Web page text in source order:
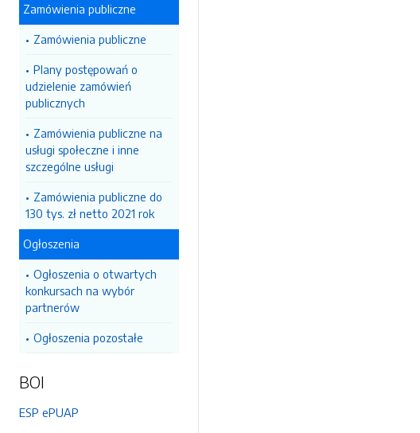
Zamówienia publiczne
Zamówienia publiczne
Plany postępowań o
udzielenie zamówień
publicznych
Zamówienia publiczne na
usługi społeczne i inne
szczególne usługi
Zamówienia publiczne do
130 tys. zł netto 2021 rok
Ogłoszenia
Ogłoszenia o otwartych
konkursach na wybór
partnerów
Ogłoszenia pozostałe
BOI
ESP ePUAP